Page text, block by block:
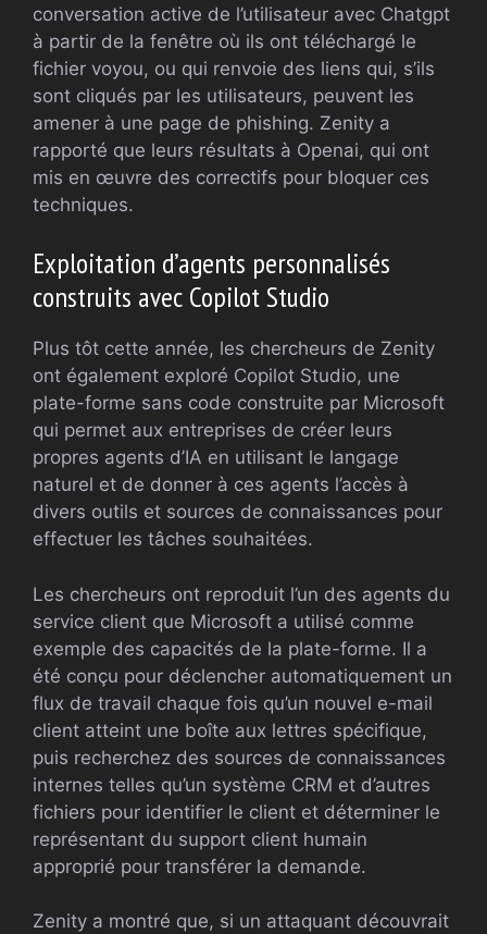
conversation active de l’utilisateur avec Chatgpt
à partir de la fenêtre où ils ont téléchargé le
fichier voyou, ou qui renvoie des liens qui, s’ils
sont cliqués par les utilisateurs, peuvent les
amener à une page de phishing. Zenity a
rapporté que leurs résultats à Openai, qui ont
mis en œuvre des correctifs pour bloquer ces
techniques.
Exploitation d’agents personnalisés
construits avec Copilot Studio
Plus tôt cette année, les chercheurs de Zenity
ont également exploré Copilot Studio, une
plate-forme sans code construite par Microsoft
qui permet aux entreprises de créer leurs
propres agents d’IA en utilisant le langage
naturel et de donner à ces agents l’accès à
divers outils et sources de connaissances pour
effectuer les tâches souhaitées.
Les chercheurs ont reproduit l’un des agents du
service client que Microsoft a utilisé comme
exemple des capacités de la plate-forme. Il a
été conçu pour déclencher automatiquement un
flux de travail chaque fois qu’un nouvel e-mail
client atteint une boîte aux lettres spécifique,
puis recherchez des sources de connaissances
internes telles qu’un système CRM et d’autres
fichiers pour identifier le client et déterminer le
représentant du support client humain
approprié pour transférer la demande.
Zenity a montré que, si un attaquant découvrait